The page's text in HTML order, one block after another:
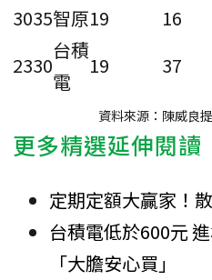
3035智原19 16
2330
台積
電
19 37
資料來源：陳威良
更多精選延伸閱讀
定期定額大贏家！
台積電低於600元
「大膽安心買」